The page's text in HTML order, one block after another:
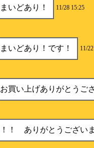
まいどあり！ 11/28 15:25
まいどあり！です！ 11/
お買い上げありがとうご
！！ ありがとうござい